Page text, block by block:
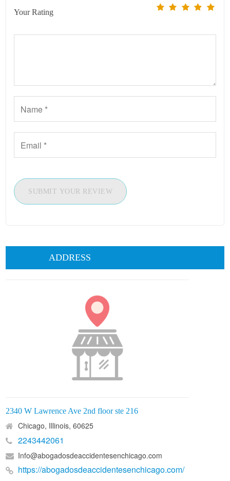
Your Rating
SUBMIT YOUR REVIEW
ADDRESS
2340 W Lawrence Ave 2nd floor ste 216
Chicago, Illinois, 60625
2243442061
Info@abogadosdeaccidentesenchicago.com
https://abogadosdeaccidentesenchicago.com/